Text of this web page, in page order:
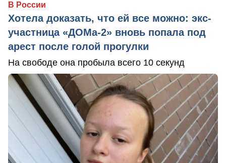
В России
Хотела доказать, что ей все можно: экс-
участница «ДОМа-2» вновь попала под
арест после голой прогулки
На свободе она пробыла всего 10 секунд